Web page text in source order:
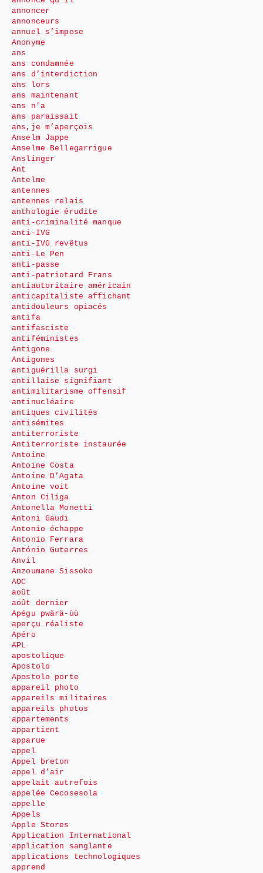
annoncer
annonceurs
annuel s’impose
Anonyme
ans
ans condamnée
ans d’interdiction
ans lors
ans maintenant
ans n’a
ans paraissait
ans,je m’aperçois
Anselm Jappe
Anselme Bellegarrigue
Anslinger
Ant
Antelme
antennes
antennes relais
anthologie érudite
anti-criminalité manque
anti-IVG
anti-IVG revêtus
anti-Le Pen
anti-passe
anti-patriotard Frans
antiautoritaire américain
anticapitaliste affichant
antidouleurs opiacés
antifa
antifasciste
antiféministes
Antigone
Antigones
antiguérilla surgi
antillaise signifiant
antimilitarisme offensif
antinucléaire
antiques civilités
antisémites
antiterroriste
Antiterroriste instaurée
Antoine
Antoine Costa
Antoine D’Agata
Antoine voit
Anton Ciliga
Antonella Monetti
Antoni Gaudi
Antonio échappe
Antonio Ferrara
António Guterres
Anvil
Anzoumane Sissoko
AOC
août
août dernier
Apégu pwärä-ùù
aperçu réaliste
Apéro
APL
apostolique
Apostolo
Apostolo porte
appareil photo
appareils militaires
appareils photos
appartements
appartient
apparue
appel
Appel breton
appel d’air
appelait autrefois
appelée Cecosesola
appelle
Appels
Apple Stores
Application International
application sanglante
applications technologiques
apprend